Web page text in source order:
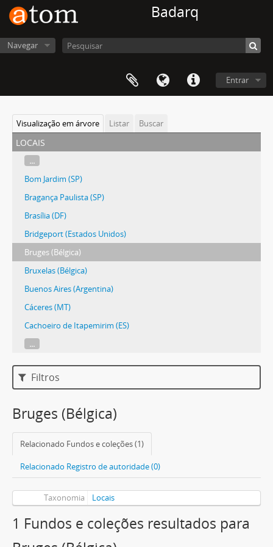
Badarq
Navegar
Entrar
Visualização em árvore Listar Buscar
locais
...
Bom Jardim (SP)
Bragança Paulista (SP)
Brasília (DF)
Bridgeport (Estados Unidos)
Bruges (Bélgica)
Bruxelas (Bélgica)
Buenos Aires (Argentina)
Cáceres (MT)
Cachoeiro de Itapemirim (ES)
...
Filtros
Bruges (Bélgica)
Relacionado Fundos e coleções (1)
Relacionado Registro de autoridade (0)
Taxonomia Locais
1 Fundos e coleções resultados para